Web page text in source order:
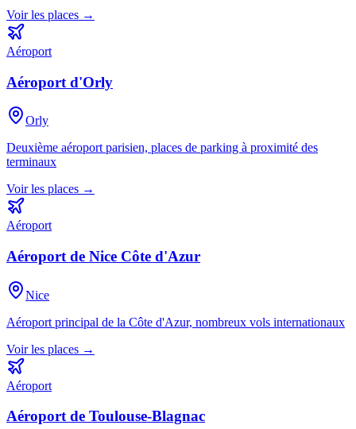
Voir les places →
Aéroport
Aéroport d'Orly
Orly
Deuxième aéroport parisien, places de parking à proximité des
terminaux
Voir les places →
Aéroport
Aéroport de Nice Côte d'Azur
Nice
Aéroport principal de la Côte d'Azur, nombreux vols internationaux
Voir les places →
Aéroport
Aéroport de Toulouse-Blagnac